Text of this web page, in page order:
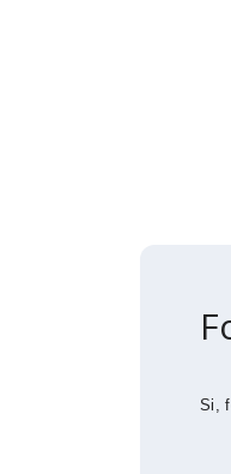
Si,